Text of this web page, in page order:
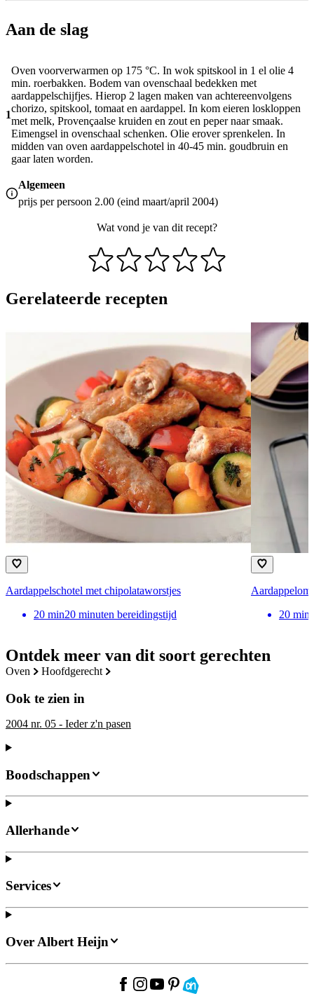
Ontdek meer van dit soort gerechten
oven hoofdgerecht
Ook te zien in
2004 nr. 05 - Ieder z'n pasen
Aan de slag
1
Oven voorverwarmen op 175 °C. In wok spitskool in 1 el olie 4
min. roerbakken. Bodem van ovenschaal bedekken met
aardappelschijfjes. Hierop 2 lagen maken van achtereenvolgens
chorizo, spitskool, tomaat en aardappel. In kom eieren loskloppen
met melk, Provençaalse kruiden en zout en peper naar smaak.
Eimengsel in ovenschaal schenken. Olie erover sprenkelen. In
midden van oven aardappelschotel in 40-45 min. goudbruin en
gaar laten worden.
Algemeen
prijs per persoon 2.00 (eind maart/april 2004)
Wat vond je van dit recept?
Gerelateerde recepten
Aardappelschotel met chipolataworstjes
20 min20 minuten bereidingstijd
20 min
Boodschappen
Allerhande
Services
Over Albert Heijn